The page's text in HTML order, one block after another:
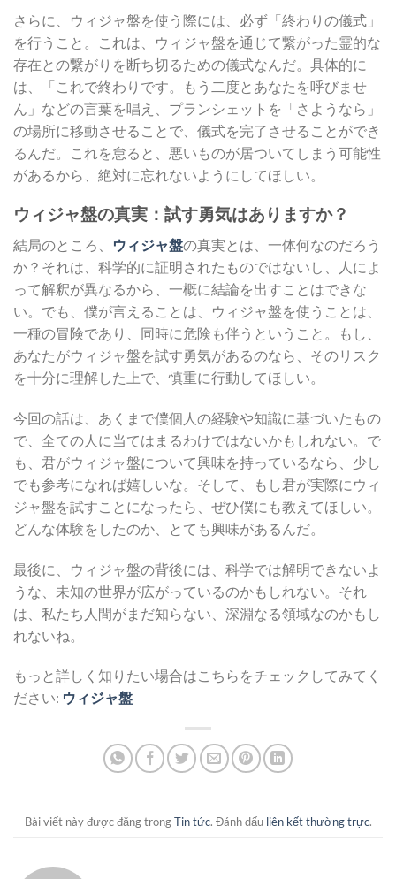
さらに、ウィジャ盤を使う際には、必ず「終わりの儀式」
を行うこと。これは、ウィジャ盤を通じて繋がった霊的な
存在との繋がりを断ち切るための儀式なんだ。具体的に
は、「これで終わりです。もう二度とあなたを呼びませ
ん」などの言葉を唱え、プランシェットを「さようなら」
の場所に移動させることで、儀式を完了させることができ
るんだ。これを怠ると、悪いものが居ついてしまう可能性
があるから、絶対に忘れないようにしてほしい。
ウィジャ盤の真実：試す勇気はありますか？
結局のところ、 ウィジャ盤の真実とは、一体何なのだろう
か？それは、科学的に証明されたものではないし、人によ
って解釈が異なるから、一概に結論を出すことはできな
い。でも、僕が言えることは、ウィジャ盤を使うことは、
一種の冒険であり、同時に危険も伴うということ。もし、
あなたがウィジャ盤を試す勇気があるのなら、そのリスク
を十分に理解した上で、慎重に行動してほしい。
今回の話は、あくまで僕個人の経験や知識に基づいたもの
で、全ての人に当てはまるわけではないかもしれない。で
も、君がウィジャ盤について興味を持っているなら、少し
でも参考になれば嬉しいな。そして、もし君が実際にウィ
ジャ盤を試すことになったら、ぜひ僕にも教えてほしい。
どんな体験をしたのか、とても興味があるんだ。
最後に、ウィジャ盤の背後には、科学では解明できないよ
うな、未知の世界が広がっているのかもしれない。それ
は、私たち人間がまだ知らない、深淵なる領域なのかもし
れないね。
もっと詳しく知りたい場合はこちらをチェックしてみてく
ださい: ウィジャ盤
Bài viết này được đăng trongTin tức. Đánh dấu liên kết thường trực.